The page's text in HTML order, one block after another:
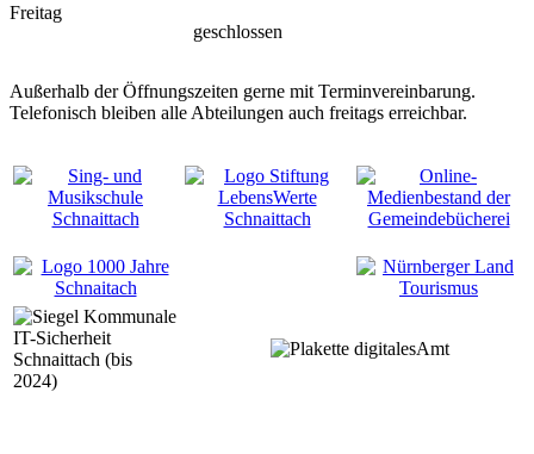
Freitag
geschlossen
Außerhalb der Öffnungszeiten gerne mit Terminvereinbarung.
Telefonisch bleiben alle Abteilungen auch freitags erreichbar.